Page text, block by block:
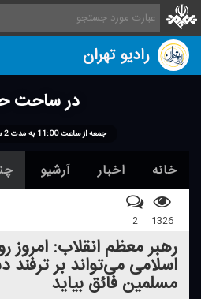
رادیو تهران
در ساحت
جمعه از ساعت 11:00 به مدت 2 ساعت و 30 دقیقه
خانه اخبار آرشیو
1326
2
رهبر معظم انقلاب:
اسلامی می‌تواند بر ترفند
مسلمین فائق بیاید